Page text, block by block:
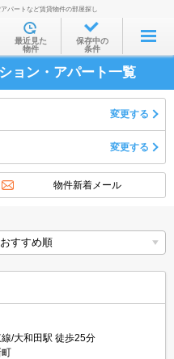
す
・駅から
から
相場から
特集から
産会社から
パートなど賃貸物件の部屋探し
最近見た
物件
保存中の
条件
ョン・アパート一覧
変更する
変更する
物件新着メール
/大和田駅 徒歩25分